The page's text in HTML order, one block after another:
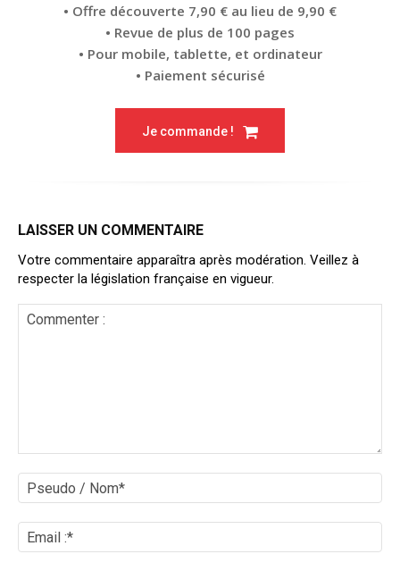
• Offre découverte 7,90 € au lieu de 9,90 €
• Revue de plus de 100 pages
• Pour mobile, tablette, et ordinateur
• Paiement sécurisé
Je commande !
LAISSER UN COMMENTAIRE
Votre commentaire apparaîtra après modération. Veillez à
respecter la législation française en vigueur.
/
:*